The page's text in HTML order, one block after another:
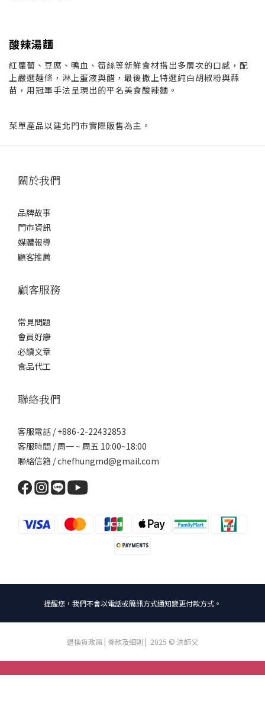
酸辣湯麵
紅蘿蔔、豆腐、鴨血、筍絲等新鮮食材搭出多層次的口感，配
上嚴選麵條，淋上蛋液與醋，最後撒上特選純白胡椒粉與蒜
苗，用冠軍手法呈現出的平名美食酸辣麵。
菜單產品以建北門市實際販售為主。
關於我們
品牌故事
門市資訊
媒體報導
顧客推薦
顧客服務
常見問題
會員好康
必讀文章
食品代工
聯絡我們
客服電話 / +886-2-22432853
客服時間 / 周一 ~ 周五 10:00~18:00
聯絡信箱 / chefhungmd@gmail.com
提醒您，我們不會以電話或簡訊方式通知變更付款方式。
退換貨政策 | 條款及細則 | 2025 © 洪師父